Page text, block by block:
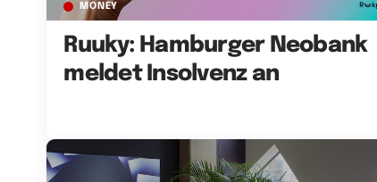
MONEY
Ruuky: Hamburger Neobank
meldet Insolvenz an